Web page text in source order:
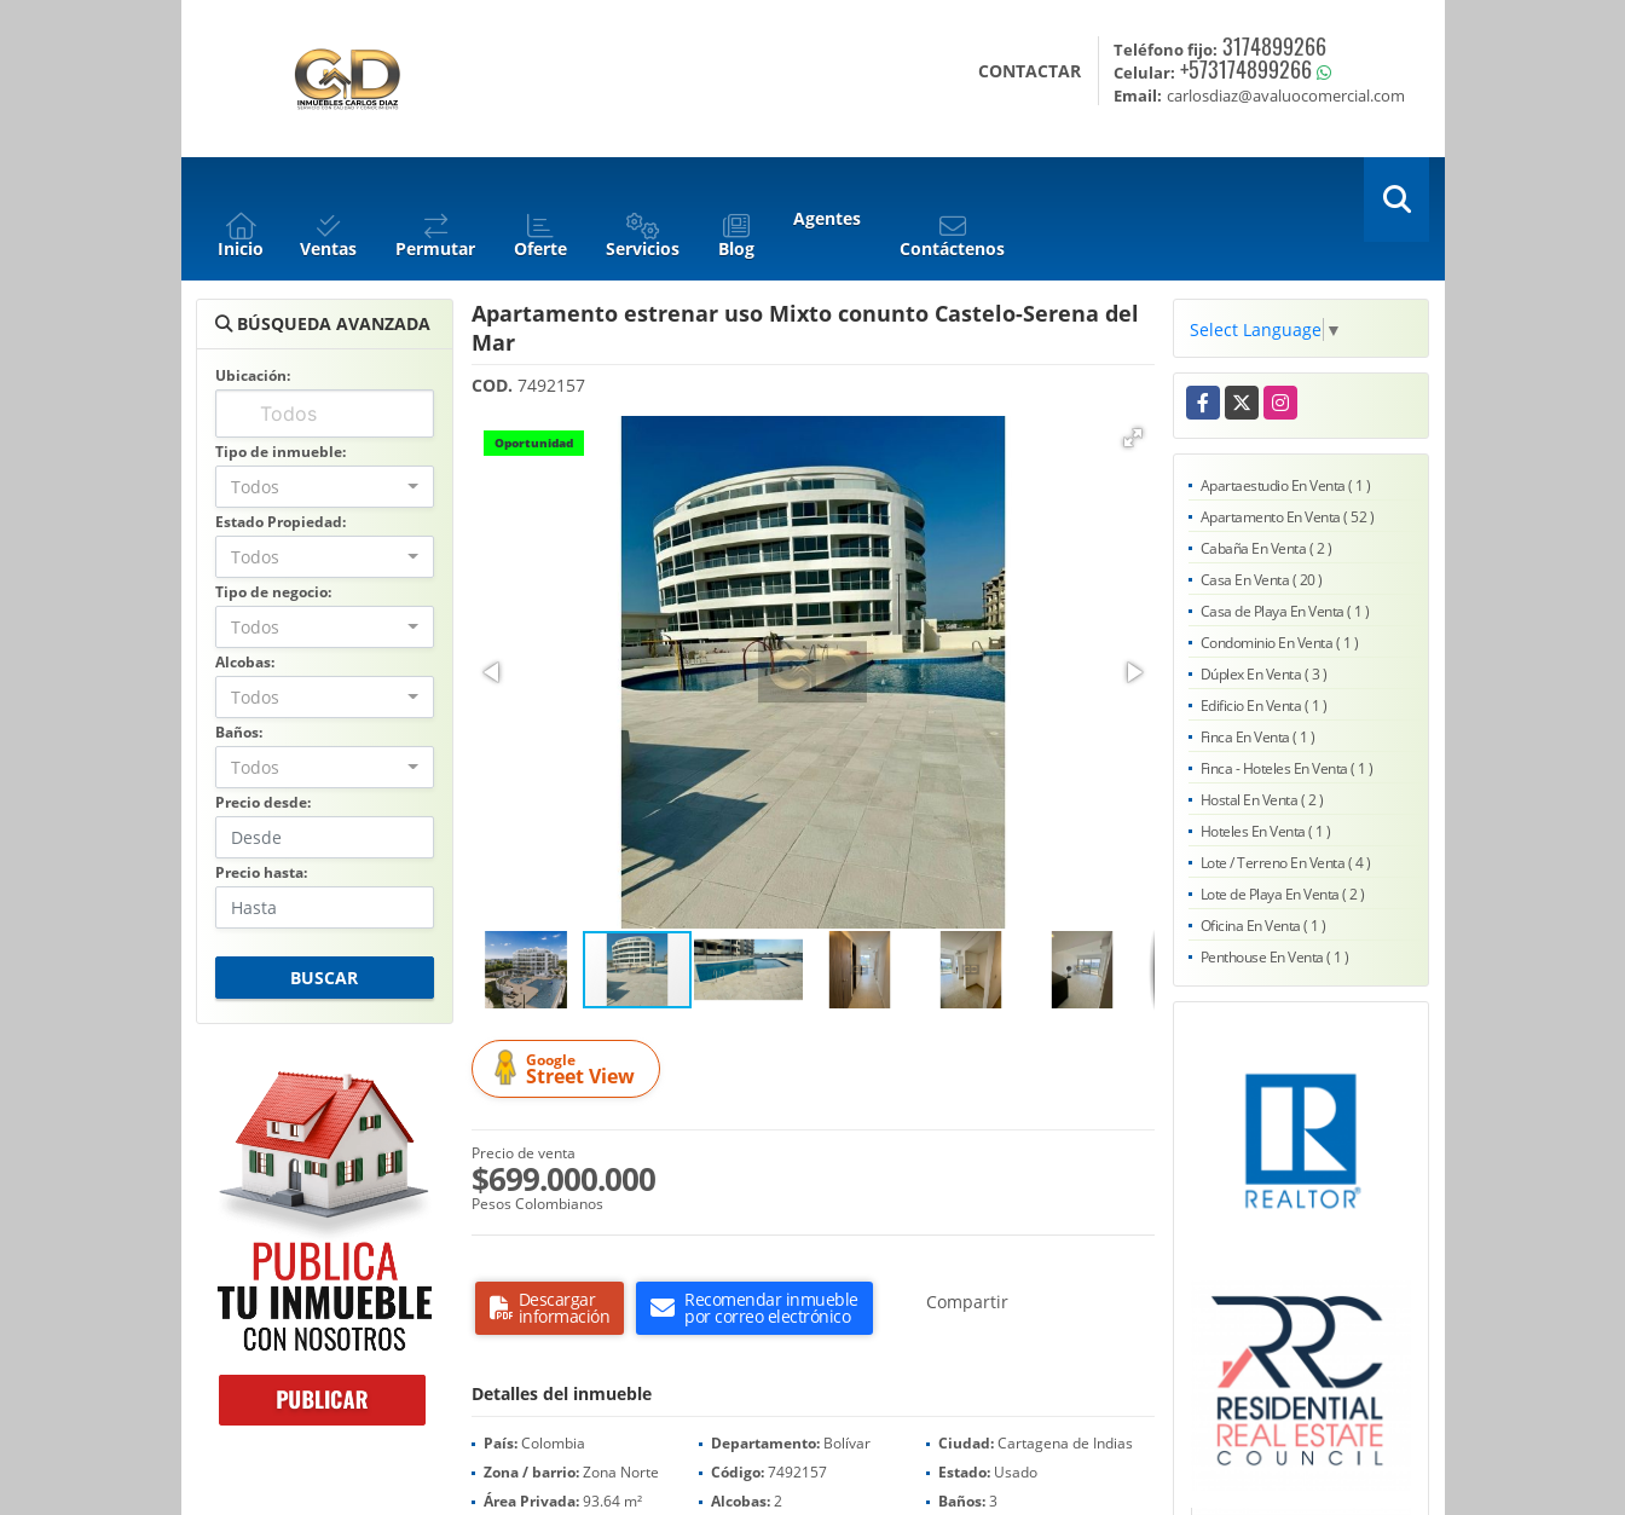
CONTACTAR
Teléfono fijo: 3174899266
Celular: +573174899266
Email: carlosdiaz@avaluocomercial.com
Inicio Ventas Permutar Oferte Servicios Blog
Agentes
Contáctenos
BÚSQUEDA AVANZADA
Ubicación:
Tipo de inmueble:
Todos
Estado Propiedad:
Todos
Tipo de negocio:
Todos
Alcobas:
Todos
Baños:
Todos
Precio desde:
Precio hasta:
BUSCAR
Apartamento estrenar uso Mixto conunto Castelo-Serena del
Mar
COD. 7492157
Oportunidad
Google
Street View
Precio de venta
$699.000.000
Pesos Colombianos
Descargar
información
Recomendar inmueble
por correo electrónico
Compartir
Detalles del inmueble
País:Colombia Departamento:Bolívar Ciudad:Cartagena de Indias
Zona / barrio:Zona Norte Código:7492157 Estado: Usado
Área Privada:93.64 m² Alcobas:2 Baños:3
Select Language ▼
Facebook
X Instagram
Apartaestudio En Venta ( 1 )
Apartamento En Venta ( 52 )
Cabaña En Venta ( 2 )
Casa En Venta ( 20 )
Casa de Playa En Venta ( 1 )
Condominio En Venta ( 1 )
Dúplex En Venta ( 3 )
Edificio En Venta ( 1 )
Finca En Venta ( 1 )
Finca - Hoteles En Venta ( 1 )
Hostal En Venta ( 2 )
Hoteles En Venta ( 1 )
Lote / Terreno En Venta ( 4 )
Lote de Playa En Venta ( 2 )
Oficina En Venta ( 1 )
Penthouse En Venta ( 1 )